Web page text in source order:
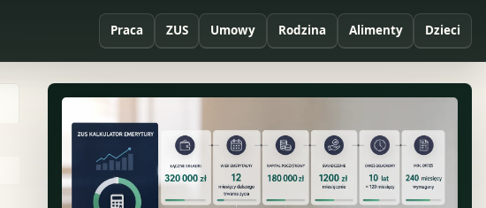
Praca ZUS Umowy Rodzina Alimenty Dzieci